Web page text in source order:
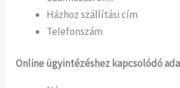
Házhoz szállítási cím
Telefonszám
Online ügyintézéshez kapcsolódó